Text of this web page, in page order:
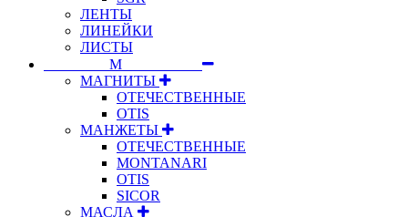
ЛЕНТЫ
ЛИНЕЙКИ
ЛИСТЫ
⠀⠀⠀⠀⠀⠀М⠀⠀⠀⠀⠀⠀⠀
МАГНИТЫ
ОТЕЧЕСТВЕННЫЕ
OTIS
МАНЖЕТЫ
ОТЕЧЕСТВЕННЫЕ
MONTANARI
OTIS
SICOR
МАСЛА